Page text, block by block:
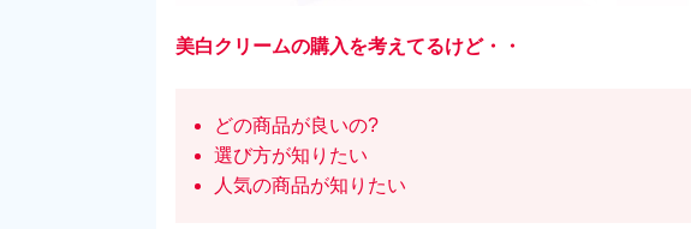
美白クリームの購入を考えてるけど・・
どの商品が良いの?
選び方が知りたい
人気の商品が知りたい